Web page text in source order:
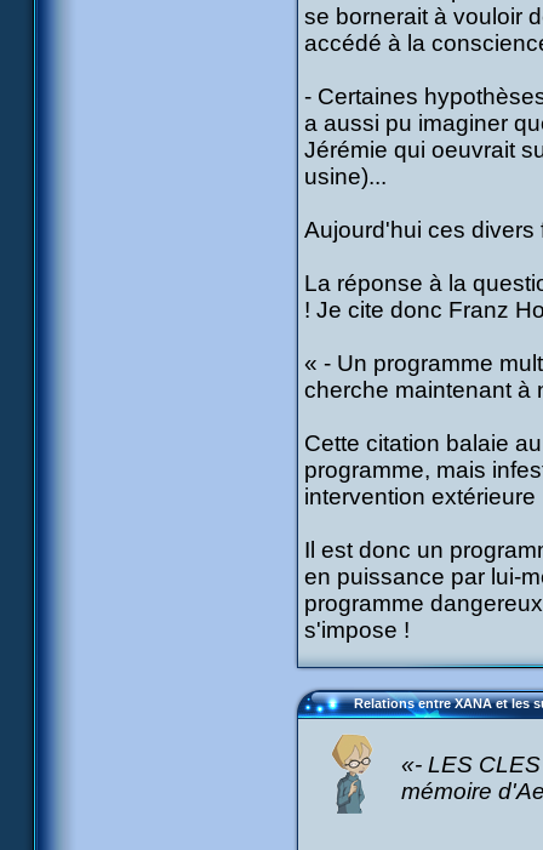
se bornerait à vouloir
accédé à la
- Certaines
a aussi pu imaginer
Jérémie qui oeuvrait
usine)...
Aujourd'hui ces divers
La réponse à la
! Je cite donc Franz
« - Un programme
cherche maintenant à
Cette citation balaie
programme, mais
intervention extérieure
Il est donc un
en puissance par lui-
programme
s'impose !
Relations entre XANA et les
«- LES
mémoire